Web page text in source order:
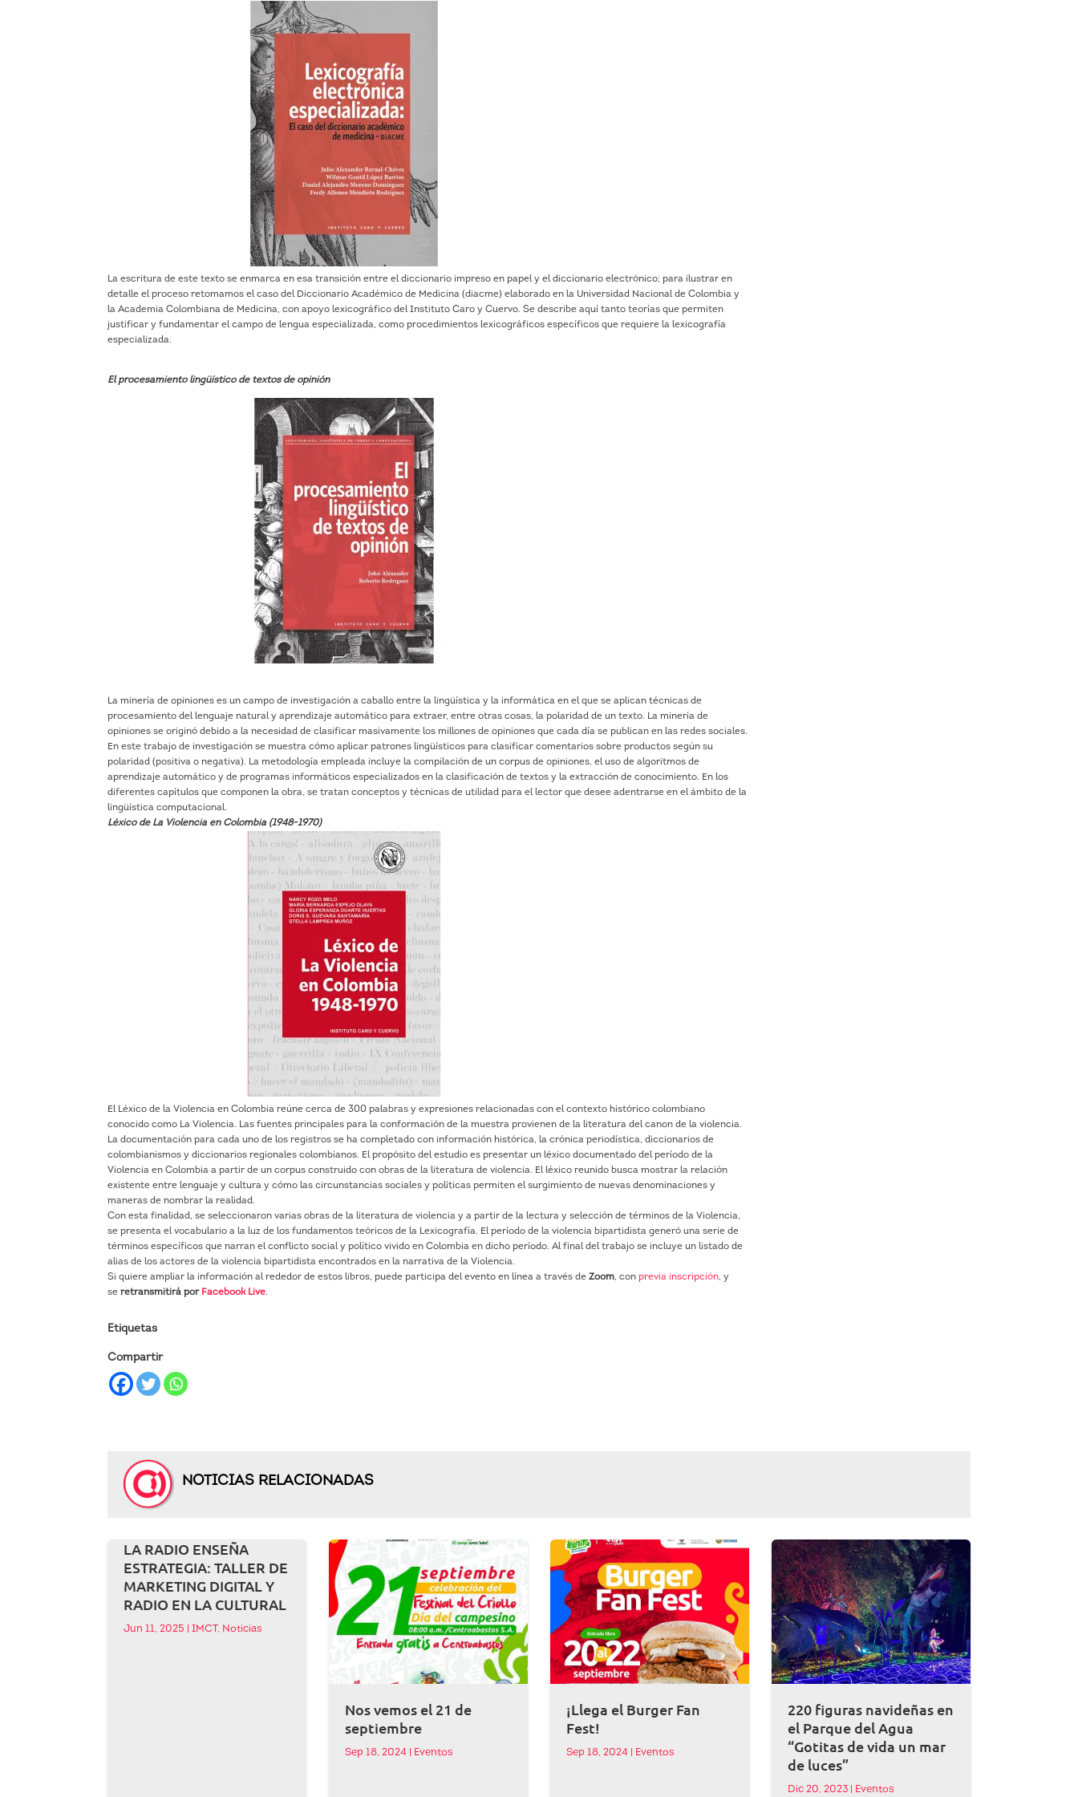
La escritura de este texto se enmarca en esa transición entre el diccionario impreso en papel y el diccionario electrónico; para ilustrar en
detalle el proceso retomamos el caso del Diccionario Académico de Medicina (diacme) elaborado en la Universidad Nacional de Colombia y
la Academia Colombiana de Medici­na, con apoyo lexicográfico del Instituto Caro y Cuervo. Se describe aquí tanto teorías que permiten
justificar y fundamentar el campo de lengua especializada, como procedimientos lexico­gráficos específicos que requiere la lexicografía
especializada.
El procesamiento lingüístico de textos de opinión
La minería de opiniones es un campo de investigación a caballo entre la lingüística y la informática en el que se aplican técnicas de
procesamiento del lenguaje natural y aprendizaje automático para extraer, entre otras cosas, la polaridad de un texto. La minería de
opiniones se originó debido a la necesidad de clasificar masivamente los millones de opiniones que cada día se publican en las redes sociales.
En este trabajo de investigación se muestra cómo aplicar patrones lingüísticos para clasificar comentarios sobre productos según su
polaridad (positiva o negativa). La metodología empleada incluye la compilación de un corpus de opiniones, el uso de algoritmos de
aprendizaje automático y de programas informáticos especializados en la clasificación de textos y la extracción de conocimiento. En los
diferentes capítulos que componen la obra, se tratan conceptos y técnicas de utilidad para el lector que desee adentrarse en el ámbito de la
lingüística computacional.
Léxico de La Violencia en Colombia (1948-1970)
El Léxico de la Violencia en Colombia reúne cerca de 300 palabras y expresiones relacionadas con el contexto histórico colombiano
conocido como La Violencia. Las fuentes principales para la conformación de la muestra provienen de la literatura del canon de la violencia.
La documentación para cada uno de los registros se ha completado con información histórica, la crónica periodística, diccionarios de
colombianismos y diccionarios regionales colombianos. El propósito del estudio es presentar un léxico documentado del período de la
Violencia en Colombia a partir de un corpus construido con obras de la literatura de violencia. El léxico reunido busca mostrar la relación
existente entre lenguaje y cultura y cómo las circunstancias sociales y políticas permiten el surgimiento de nuevas denominaciones y
maneras de nombrar la realidad.
Con esta finalidad, se seleccionaron varias obras de la literatura de violencia y a partir de la lectura y selección de términos de la Violencia,
se presenta el vocabulario a la luz de los fundamentos teóricos de la Lexicografía. El período de la violencia bipartidista generó una serie de
términos específicos que narran el conflicto social y político vivido en Colombia en dicho período. Al final del trabajo se incluye un listado de
alias de los actores de la violencia bipartidista encontrados en la narrativa de la Violencia.
Si quiere ampliar la información al rededor de estos libros, puede participa del evento en línea a través de Zoom, conprevia inscripción, y
seretransmitirá por Facebook Live.
Etiquetas
Compartir
NOTICIAS RELACIONADAS
LA RADIO ENSEÑA
ESTRATEGIA: TALLER DE
MARKETING DIGITAL Y
RADIO EN LA CULTURAL
Jun 11, 2025 |IMCT, Noticias
Nos vemos el 21 de
septiembre
Sep 18, 2024 Eventos
¡Llega el Burger Fan
Fest!
Sep 18, 2024 Eventos
220 figuras navideñas en
el Parque del Agua
“Gotitas de vida un mar
de luces”
Dic 20, 2023 Eventos